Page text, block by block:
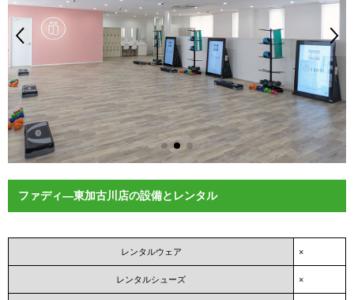
ファディ―東加古川店の設備とレンタル
レンタルウェア ×
レンタルシューズ ×